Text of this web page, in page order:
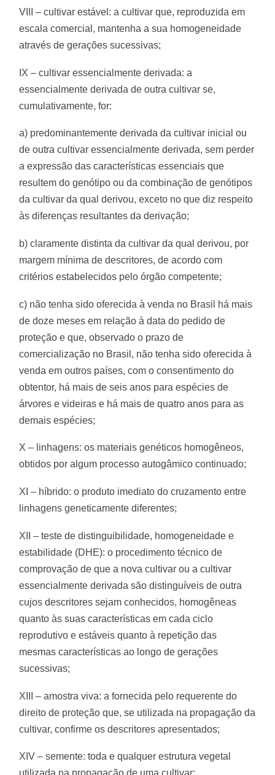
VIII – cultivar estável: a cultivar que, reproduzida em
escala comercial, mantenha a sua homogeneidade
através de gerações sucessivas;
IX – cultivar essencialmente derivada: a
essencialmente derivada de outra cultivar se,
cumulativamente, for:
a) predominantemente derivada da cultivar inicial ou
de outra cultivar essencialmente derivada, sem perder
a expressão das características essenciais que
resultem do genótipo ou da combinação de genótipos
da cultivar da qual derivou, exceto no que diz respeito
às diferenças resultantes da derivação;
b) claramente distinta da cultivar da qual derivou, por
margem mínima de descritores, de acordo com
critérios estabelecidos pelo órgão competente;
c) não tenha sido oferecida à venda no Brasil há mais
de doze meses em relação à data do pedido de
proteção e que, observado o prazo de
comercialização no Brasil, não tenha sido oferecida à
venda em outros países, com o consentimento do
obtentor, há mais de seis anos para espécies de
árvores e videiras e há mais de quatro anos para as
demais espécies;
X – linhagens: os materiais genéticos homogêneos,
obtidos por algum processo autogâmico continuado;
XI – híbrido: o produto imediato do cruzamento entre
linhagens geneticamente diferentes;
XII – teste de distinguibilidade, homogeneidade e
estabilidade (DHE): o procedimento técnico de
comprovação de que a nova cultivar ou a cultivar
essencialmente derivada são distinguíveis de outra
cujos descritores sejam conhecidos, homogêneas
quanto às suas características em cada ciclo
reprodutivo e estáveis quanto à repetição das
mesmas características ao longo de gerações
sucessivas;
XIII – amostra viva: a fornecida pelo requerente do
direito de proteção que, se utilizada na propagação da
cultivar, confirme os descritores apresentados;
XIV – semente: toda e qualquer estrutura vegetal